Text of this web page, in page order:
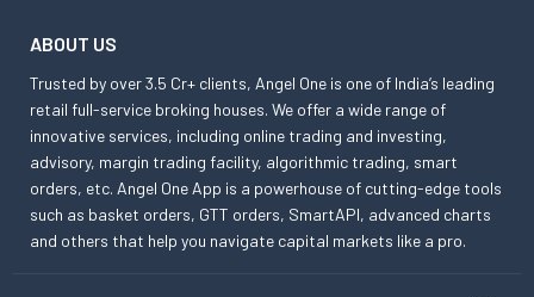
ABOUT US
Trusted by over 3.5 Cr+ clients, Angel One is one of India’s leading
retail full-service broking houses. We offer a wide range of
innovative services, including online trading and investing,
advisory, margin trading facility, algorithmic trading, smart
orders, etc. Angel One App is a powerhouse of cutting-edge tools
such as basket orders, GTT orders, SmartAPI, advanced charts
and others that help you navigate capital markets like a pro.